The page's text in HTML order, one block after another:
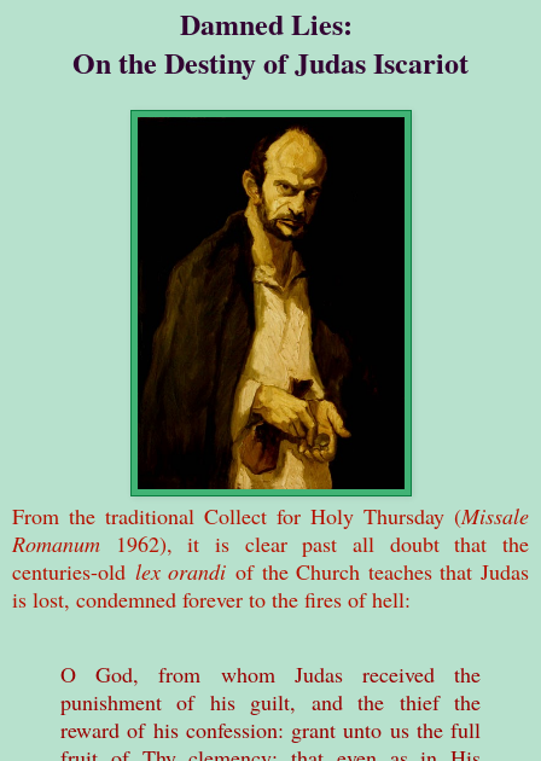
Damned Lies:
On the Destiny of Judas Iscariot
From the traditional Collect for Holy Thursday (Missale
Romanum 1962), it is clear past all doubt that the
centuries-old lex orandi of the Church teaches that Judas
is lost, condemned forever to the fires of hell:
O God, from whom Judas received the
punishment of his guilt, and the thief the
reward of his confession: grant unto us the full